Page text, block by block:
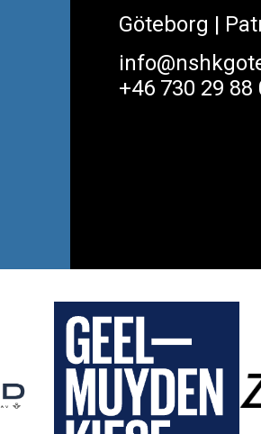
Göteborg |
+46 730 29 88